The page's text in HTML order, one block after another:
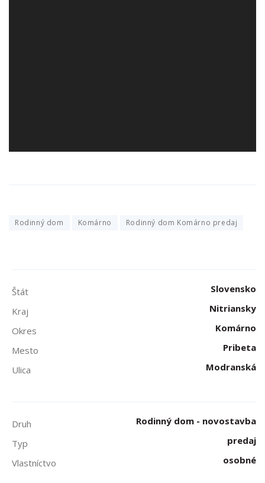
Rodinný dom Komárno Rodinný dom Komárno predaj
Štát
Slovensko
Kraj
Nitriansky
Okres
Komárno
Mesto
Pribeta
Ulica
Modranská
Druh
Rodinný dom - novostavba
Typ
predaj
Vlastníctvo
osobné